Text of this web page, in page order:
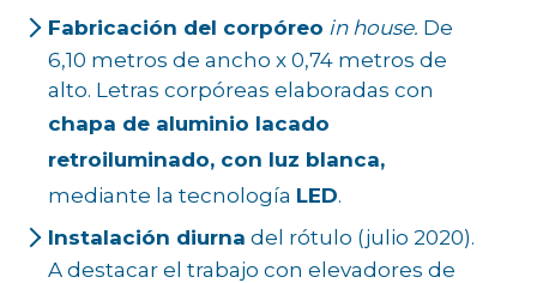
Fabricación del corpóreo in house. De
6,10 metros de ancho x 0,74 metros de
alto. Letras corpóreas elaboradas con
chapa de aluminio lacado
retroiluminado, con luz blanca,
mediante la tecnología LED.
Instalación diurna del rótulo (julio 2020).
A destacar el trabajo con elevadores de